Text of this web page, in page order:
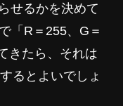
せるかを決めて
「R＝255、G＝
きたら、それは
るとよいでしょ